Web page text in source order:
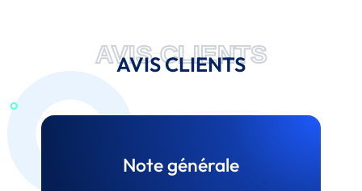
AVIS CLIENTS
AVIS CLIENTS
Note générale